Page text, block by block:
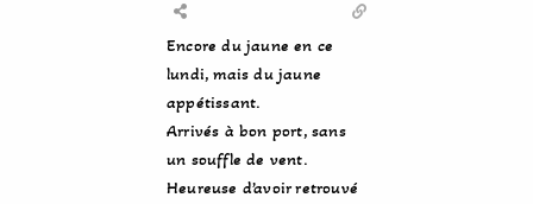
Encore du jaune en ce
lundi, mais du jaune
appétissant.
Arrivés à bon port, sans
un souffle de vent.
Heureuse d’avoir retrouvé